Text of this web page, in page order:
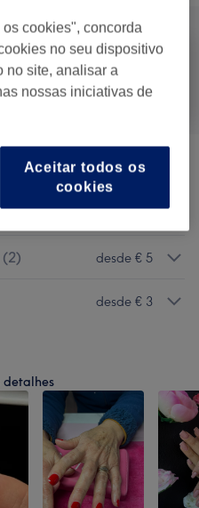
Facial Massagem
desde € 25
(3) desde € 2,50
(2) desde € 5
desde € 3
cookies", concorda
no seu dispositivo
no site, analisar a
nossas iniciativas de
Aceitar todos os
cookies